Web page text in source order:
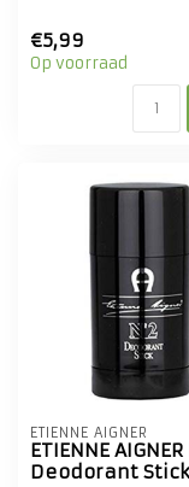
€5,99
Op voorraad
ETIENNE AIGNER
ETIENNE AIGNER
Deodorant Stick